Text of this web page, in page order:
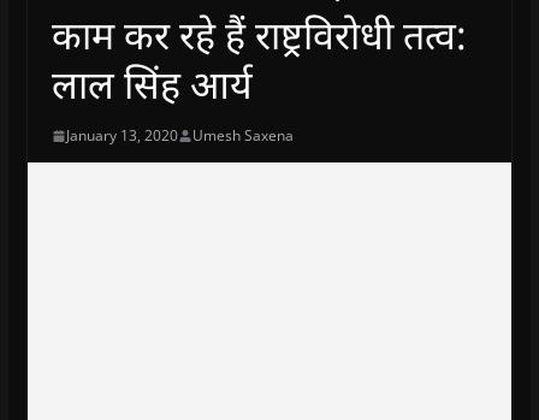
काम कर रहे हैं राष्ट्रविरोधी तत्व:
लाल सिंह आर्य
January 13, 2020 Umesh Saxena